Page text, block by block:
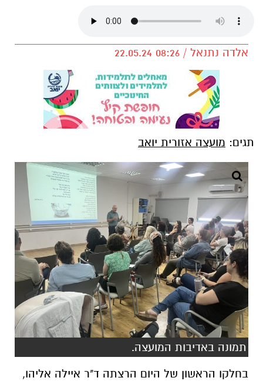
אלדה נתנאל / 08:26 22.05.24
תגים: מועצה אזורית יואב
תמונה באדיבות המועצה.
בחלקו הראשון של היום הרצתה ד"ר איילה אליהו,